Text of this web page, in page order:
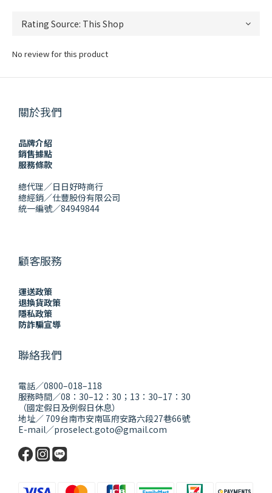
No review for this product
關於我們
品牌介紹
銷售據點
服務條款
總代理／日日好時商行
總經銷／仕豐股份有限公司
統一編號／84949844
顧客服務
運送政策
退換貨政策
隱私政策
防詐騙宣導
聯絡我們
電話／0800–018–118
服務時間／08：30–12：30；13：30–17：30
（國定假日及例假日休息）
地址／ 709台南市安南區府安路六段27巷66號
E-mail／proselect.goto@gmail.com